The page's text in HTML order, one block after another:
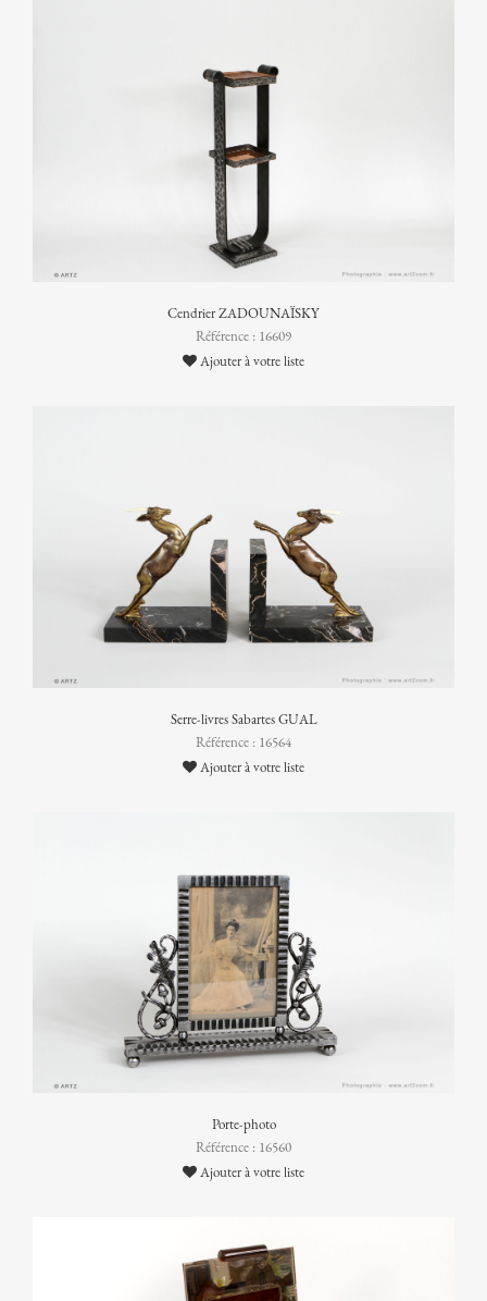
Cendrier ZADOUNAÏSKY
Référence : 16609
Ajouter à votre liste
Serre-livres Sabartes GUAL
Référence : 16564
Ajouter à votre liste
Porte-photo
Référence : 16560
Ajouter à votre liste